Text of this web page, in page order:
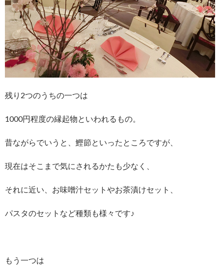
残り2つのうちの一つは
1000円程度の縁起物といわれるもの。
昔ながらでいうと、鰹節といったところですが、
現在はそこまで気にされるかたも少なく、
それに近い、お味噌汁セットやお茶漬けセット、
パスタのセットなど種類も様々です♪
もう一つは